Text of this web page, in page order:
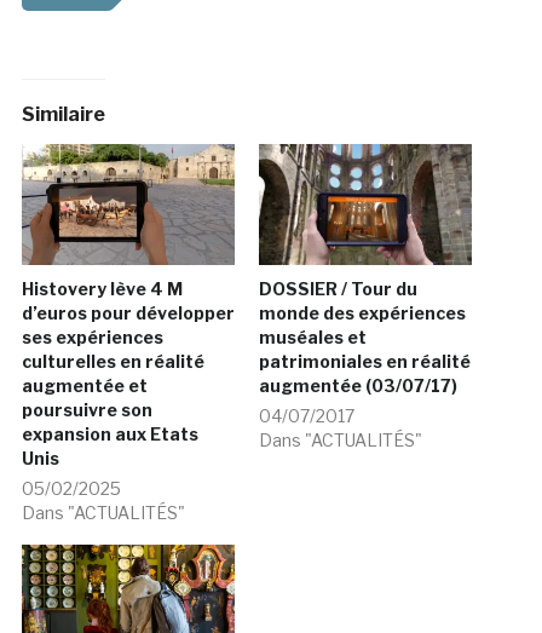
Similaire
Histovery lève 4 M
d’euros pour développer
ses expériences
culturelles en réalité
augmentée et
poursuivre son
expansion aux Etats
Unis
05/02/2025
Dans "ACTUALITÉS"
DOSSIER / Tour du
monde des expériences
muséales et
patrimoniales en réalité
augmentée (03/07/17)
04/07/2017
Dans "ACTUALITÉS"